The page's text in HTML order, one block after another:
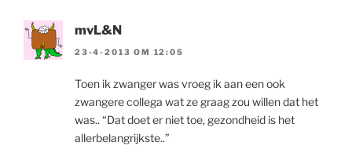
mvL&N
23-4-2013 OM 12:05
Toen ik zwanger was vroeg ik aan een ook
zwangere collega wat ze graag zou willen dat het
was.. “Dat doet er niet toe, gezondheid is het
allerbelangrijkste..”